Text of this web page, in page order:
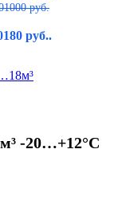
руб.
руб..
-20…+12°C